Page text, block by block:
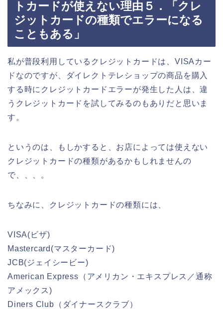
トカードが使えない理由５．「クレ
ジットカードの種類でエラーになる
こともある」
私が普段利用しているクレジットカードは、VISAカー
ドなのですが、ダイレクトテレショップの商品を購入
する時にクレジットカードエラーが発生した人は、違
うクレジットカードを試してみるのもありだと思いま
す。
というのは、もしかすると、お店によっては使えない
クレジットカードの種類があるかもしれませんの
で、、、。
ちなみに、クレジットカードの種類には、
VISA(ビザ)
Mastercard(マスターカード)
JCB(ジェイシービー)
American Express（アメリカン・エキスプレス／通称
アメックス)
Diners Club（ダイナースクラブ）